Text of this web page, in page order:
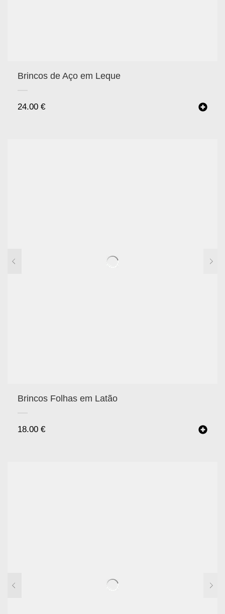
Brincos de Aço em Leque
24.00 €
Brincos Folhas em Latão
18.00 €